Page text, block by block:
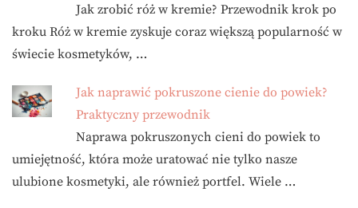
Jak zrobić róż w kremie? Przewodnik krok po
kroku Róż w kremie zyskuje coraz większą popularność w
świecie kosmetyków, …
Jak naprawić pokruszone cienie do powiek?
Praktyczny przewodnik
Naprawa pokruszonych cieni do powiek to
umiejętność, która może uratować nie tylko nasze
ulubione kosmetyki, ale również portfel. Wiele …